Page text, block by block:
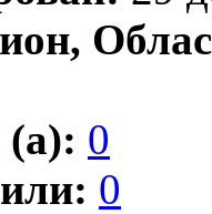
(а): 0
0